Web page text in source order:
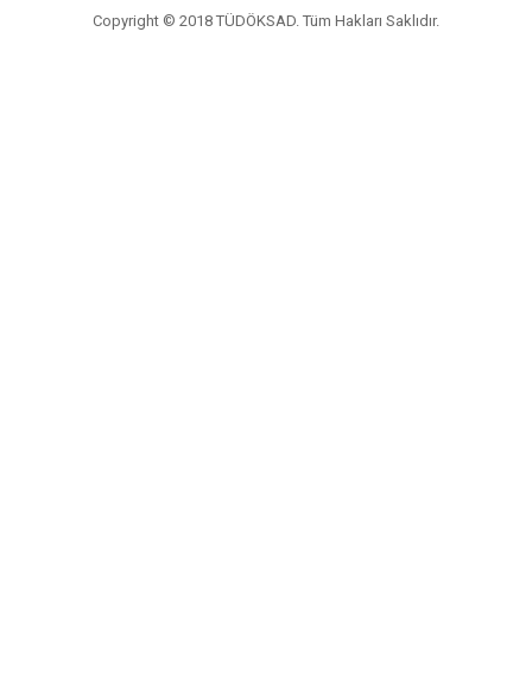
Copyright © 2018 TÜDÖKSAD. Tüm Hakları Saklıdır.